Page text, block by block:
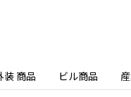
装 商品 ビル商品